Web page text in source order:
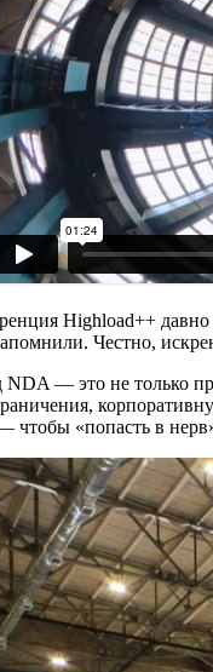
Highload++
Честно,
NDA — это не только
чтобы «попасть в